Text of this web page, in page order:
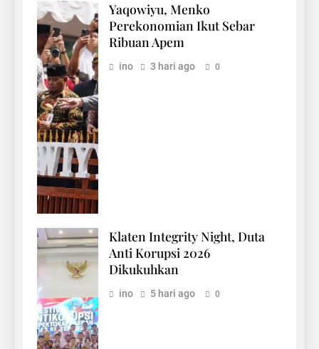
Yaqowiyu, Menko
Perekonomian Ikut Sebar
Ribuan Apem
ino 3 hari ago 0
Klaten Integrity Night, Duta
Anti Korupsi 2026
Dikukuhkan
ino 5 hari ago 0